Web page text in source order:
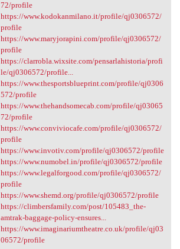
72/profile
https://www.kodokanmilano.it/profile/qj0306572/
profile
https://www.maryjorapini.com/profile/qj0306572/
profile
https://clarrobla.wixsite.com/pensarlahistoria/profi
le/qj0306572/profile...
https://www.thesportsblueprint.com/profile/qj0306
572/profile
https://www.thehandsomecab.com/profile/qj03065
72/profile
https://www.conviviocafe.com/profile/qj0306572/
profile
https://www.invotiv.com/profile/qj0306572/profile
https://www.numobel.in/profile/qj0306572/profile
https://www.legalforgood.com/profile/qj0306572/
profile
https://www.shemd.org/profile/qj0306572/profile
https://climbersfamily.com/post/105483_the-
amtrak-baggage-policy-ensures...
https://www.imaginariumtheatre.co.uk/profile/qj03
06572/profile